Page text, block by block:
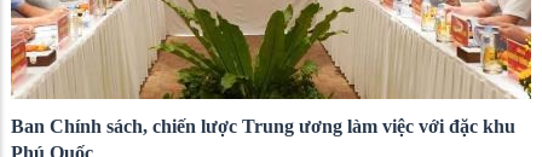
Ban Chính sách, chiến lược Trung ương làm việc với đặc khu
Phú Quốc